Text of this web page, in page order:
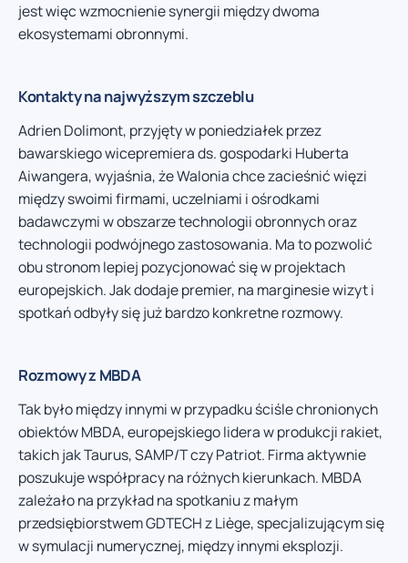
jest więc wzmocnienie synergii między dwoma
ekosystemami obronnymi.
Kontakty na najwyższym szczeblu
Adrien Dolimont, przyjęty w poniedziałek przez
bawarskiego wicepremiera ds. gospodarki Huberta
Aiwangera, wyjaśnia, że Walonia chce zacieśnić więzi
między swoimi firmami, uczelniami i ośrodkami
badawczymi w obszarze technologii obronnych oraz
technologii podwójnego zastosowania. Ma to pozwolić
obu stronom lepiej pozycjonować się w projektach
europejskich. Jak dodaje premier, na marginesie wizyt i
spotkań odbyły się już bardzo konkretne rozmowy.
Rozmowy z MBDA
Tak było między innymi w przypadku ściśle chronionych
obiektów MBDA, europejskiego lidera w produkcji rakiet,
takich jak Taurus, SAMP/T czy Patriot. Firma aktywnie
poszukuje współpracy na różnych kierunkach. MBDA
zależało na przykład na spotkaniu z małym
przedsiębiorstwem GDTECH z Liège, specjalizującym się
w symulacji numerycznej, między innymi eksplozji.